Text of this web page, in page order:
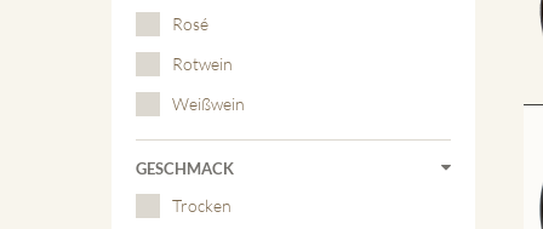
Rosé
Rotwein
Weißwein
GESCHMACK
Trocken